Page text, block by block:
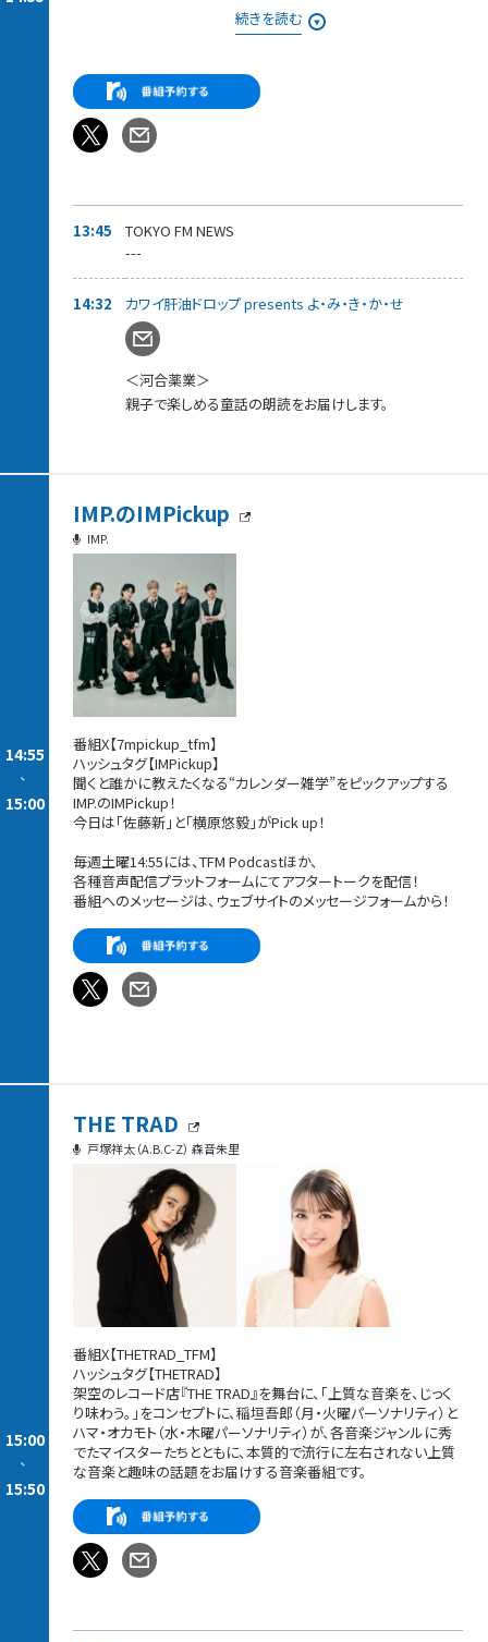
それでも、お取り寄せの旅は終わらない・・・！
東京にいながらにしてうまいものをお取り寄せできる、このすば
知っていれば、ギフトに、家族や仲間と一緒に、自分へのご褒美
に、
いろんなシーンで役に立つお取り寄せの逸品を紹介。
◆13時55分ごろ〜ゲスト：5人組メンズグループ「Crimson Crat
Crat Clan」から、
「ターゴ・C・マーキス」さんと「ミナト・C・エンペラー 」さん が登
続きを読む
13:45
TOKYO FM NEWS
---
14:32 カワイ肝油ドロップ presents よ・み・き・か・せ
＜河合薬業＞
親子で楽しめる童話の朗読をお届けします。
14:55
-
15:00
IMP.のIMPickup
IMP.
番組X【7mpickup_tfm】
ハッシュタグ【IMPickup】
聞くと誰かに教えたくなる“カレンダー雑学”をピックアップする
IMP.のIMPickup！
今日は「佐藤新」と「横原悠毅」がPick up！
毎週土曜14:55には、TFM Podcastほか、
各種音声配信プラットフォームにてアフタートークを配信！
番組へのメッセージは、ウェブサイトのメッセージフォームから！
15:00
-
15:50
THE TRAD
戸塚祥太（A.B.C-Z） 森音朱里
番組X【THETRAD_TFM】
ハッシュタグ【THETRAD】
架空のレコード店『THE TRAD』を舞台に、「上質な音楽を、じっく
り味わう。」をコンセプトに、稲垣吾郎（月・火曜パーソナリティ）と
ハマ・オカモト（水・木曜パーソナリティ）が、各音楽ジャンルに秀
でたマイスターたちとともに、本質的で流行に左右されない上質
な音楽と趣味の話題をお届けする音楽番組です。